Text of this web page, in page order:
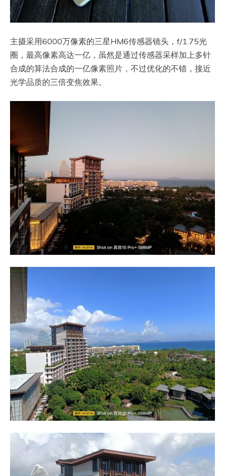
主摄采用6000万像素的三星HM6传感器镜头，f/1.75光
圈，最高像素高达一亿，虽然是通过传感器采样加上多针
合成的算法合成的一亿像素照片，不过优化的不错，接近
光学品质的三倍变焦效果。